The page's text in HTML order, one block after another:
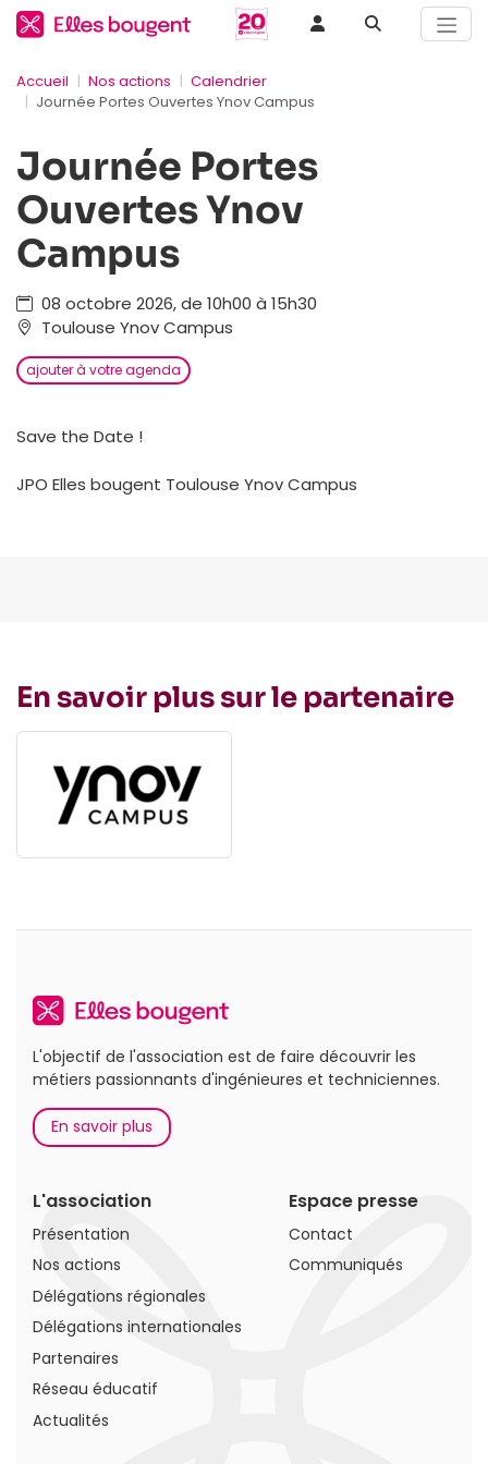
Accueil Nos actions
Calendrier
Journée Portes Ouvertes Ynov Campus
Journée Portes
Ouvertes Ynov
Campus
08 octobre 2026, de 10h00 à 15h30
Toulouse Ynov Campus
ajouter à votre agenda
Save the Date !
JPO Elles bougent Toulouse Ynov Campus
En savoir plus sur le partenaire
L'objectif de l'association est de faire découvrir les
métiers passionnants d'ingénieures et techniciennes.
En savoir plus
L'association
Présentation
Nos actions
Délégations régionales
Délégations internationales
Partenaires
Réseau éducatif
Actualités
Espace presse
Contact
Communiqués